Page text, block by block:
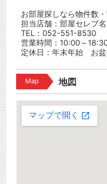
お部屋探しなら物件数
担当店舗：部屋セレブ
TEL：052-551-8530
営業時間：10:00～
定休日：年末年始 お
Map 地図